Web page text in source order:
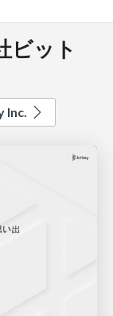
ビット
Inc.